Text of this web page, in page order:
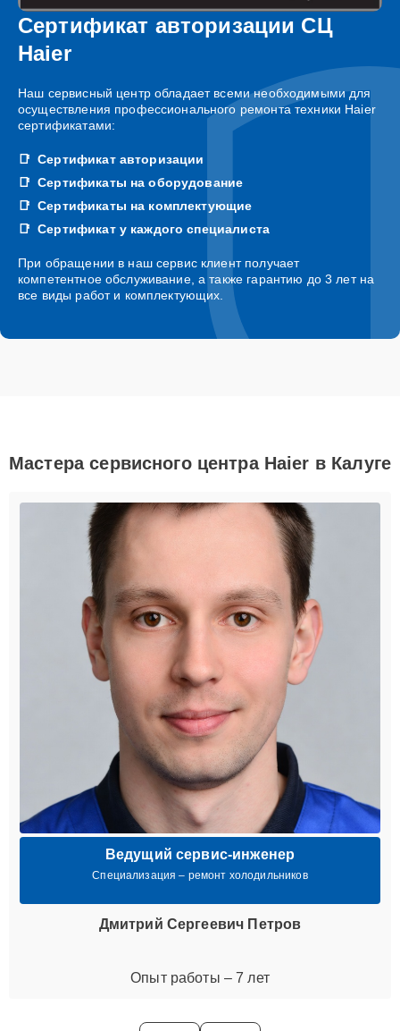
Сертификат авторизации СЦ
Haier
Наш сервисный центр обладает всеми необходимыми для
осуществления профессионального ремонта техники Haier
сертификатами:
Сертификат авторизации
Сертификаты на оборудование
Сертификаты на комплектующие
Сертификат у каждого специалиста
При обращении в наш сервис клиент получает
компетентное обслуживание, а также гарантию до 3 лет на
все виды работ и комплектующих.
Мастера сервисного центра Haier в Калуге
Ведущий сервис-инженер
Специализация – ремонт холодильников
Дмитрий Сергеевич Петров
Опыт работы – 7 лет